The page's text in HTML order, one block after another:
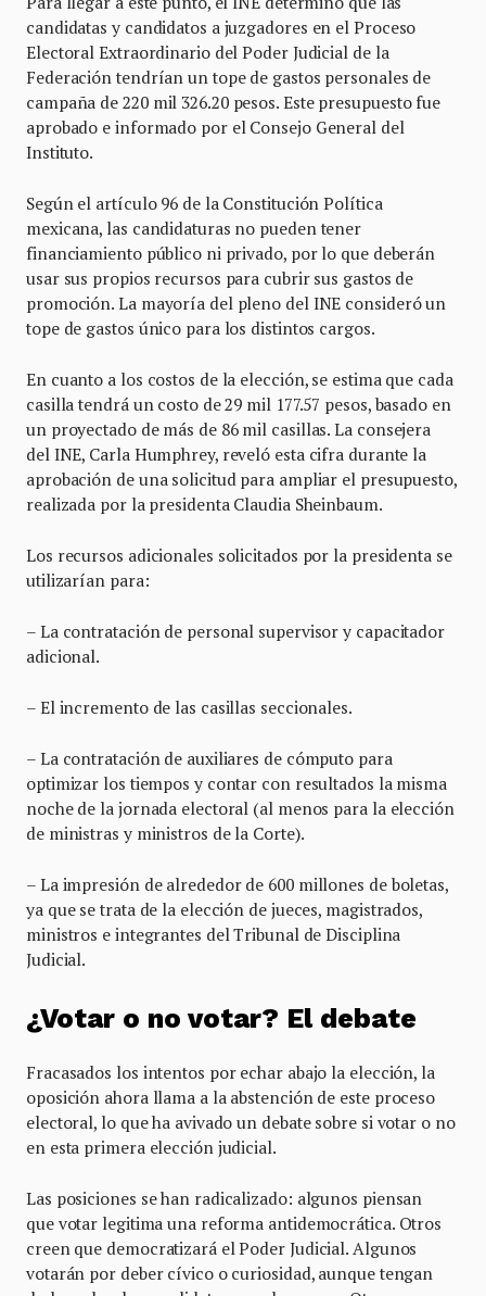
candidatas y candidatos a juzgadores en el Proceso
Electoral Extraordinario del Poder Judicial de la
Federación tendrían un tope de gastos personales de
campaña de 220 mil 326.20 pesos. Este presupuesto fue
aprobado e informado por el Consejo General del
Instituto.
Según el artículo 96 de la Constitución Política
mexicana, las candidaturas no pueden tener
financiamiento público ni privado, por lo que deberán
usar sus propios recursos para cubrir sus gastos de
promoción. La mayoría del pleno del INE consideró un
tope de gastos único para los distintos cargos.
En cuanto a los costos de la elección, se estima que cada
casilla tendrá un costo de 29 mil 177.57 pesos, basado en
un proyectado de más de 86 mil casillas. La consejera
del INE, Carla Humphrey, reveló esta cifra durante la
aprobación de una solicitud para ampliar el presupuesto,
realizada por la presidenta Claudia Sheinbaum.
Los recursos adicionales solicitados por la presidenta se
utilizarían para:
– La contratación de personal supervisor y capacitador
adicional.
– El incremento de las casillas seccionales.
– La contratación de auxiliares de cómputo para
optimizar los tiempos y contar con resultados la misma
noche de la jornada electoral (al menos para la elección
de ministras y ministros de la Corte).
– La impresión de alrededor de 600 millones de boletas,
ya que se trata de la elección de jueces, magistrados,
ministros e integrantes del Tribunal de Disciplina
Judicial.
¿Votar o no votar? El debate
Fracasados los intentos por echar abajo la elección, la
oposición ahora llama a la abstención de este proceso
electoral, lo que ha avivado un debate sobre si votar o no
en esta primera elección judicial.
Las posiciones se han radicalizado: algunos piensan
que votar legitima una reforma antidemocrática. Otros
creen que democratizará el Poder Judicial. Algunos
votarán por deber cívico o curiosidad, aunque tengan